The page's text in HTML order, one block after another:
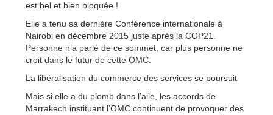
est bel et bien bloquée !
Elle a tenu sa dernière Conférence internationale à
Nairobi en décembre 2015 juste après la COP21.
Personne n’a parlé de ce sommet, car plus personne ne
croit dans le futur de cette OMC.
La libéralisation du commerce des services se poursuit
Mais si elle a du plomb dans l’aile, les accords de
Marrakech instituant l’OMC continuent de provoquer des